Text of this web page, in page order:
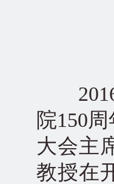
2016
院150
大会主
教授在